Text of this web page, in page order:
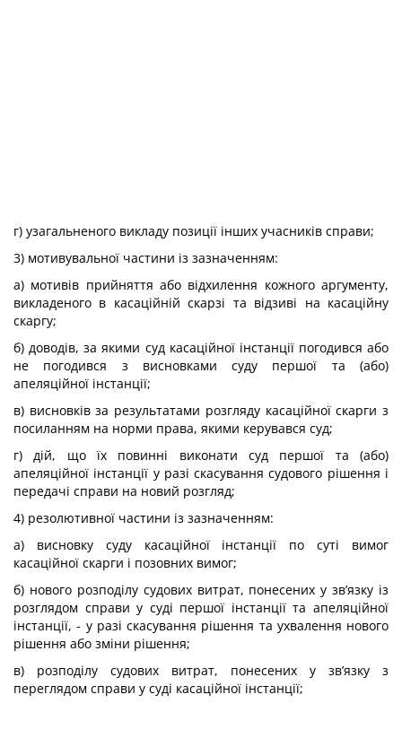
г) узагальненого викладу позиції інших учасників справи;
3) мотивувальної частини із зазначенням:
а) мотивів прийняття або відхилення кожного аргументу,
викладеного в касаційній скарзі та відзиві на касаційну
скаргу;
б) доводів, за якими суд касаційної інстанції погодився або
не погодився з висновками суду першої та (або)
апеляційної інстанції;
в) висновків за результатами розгляду касаційної скарги з
посиланням на норми права, якими керувався суд;
г) дій, що їх повинні виконати суд першої та (або)
апеляційної інстанції у разі скасування судового рішення і
передачі справи на новий розгляд;
4) резолютивної частини із зазначенням:
а) висновку суду касаційної інстанції по суті вимог
касаційної скарги і позовних вимог;
б) нового розподілу судових витрат, понесених у зв’язку із
розглядом справи у суді першої інстанції та апеляційної
інстанції, - у разі скасування рішення та ухвалення нового
рішення або зміни рішення;
в) розподілу судових витрат, понесених у зв’язку з
переглядом справи у суді касаційної інстанції;